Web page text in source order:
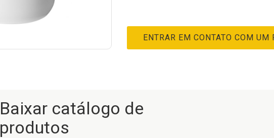
ENTRAR EM CONTATO COM UM
Baixar catálogo de
produtos